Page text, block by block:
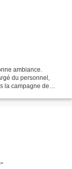
ambiance.
du personnel,
la campagne de